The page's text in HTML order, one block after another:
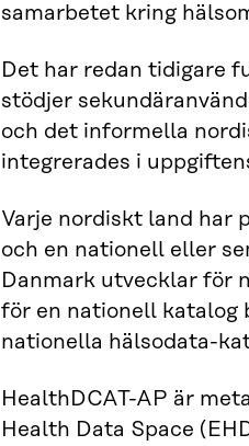
samarbetet kring
Det har redan tidigare
stödjer
och det informella
integrerades i
Varje nordiskt land har
och en nationell eller
Danmark utvecklar för
för en nationell katalog
nationella hälsodata-
HealthDCAT-AP är
Health Data Space